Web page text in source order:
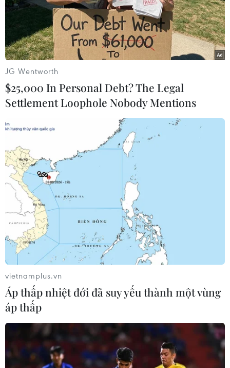
Dấu tích người tiền sử tại Cao nguyên đá
Đồng Văn
17/10/2013 02:15
Các nhà khảo cổ học phát hiện dấu tích người tiền sử
thuộc thời kỳ đồ đá cũ tại di chỉ Sủa Cán Tỷ, thuộc Cao
nguyên đá Đồng Văn, Hà Giang.
Phát hiện mới về cư dân châu Âu vào thời
kỳ Đồ đá
11/10/2013 09:25
JG Wentworth
$25,000 In Personal Debt? The Legal
Settlement Loophole Nobody Mentions
vietnamplus.vn
Áp thấp nhiệt đới đã suy yếu thành một vùng
áp thấp